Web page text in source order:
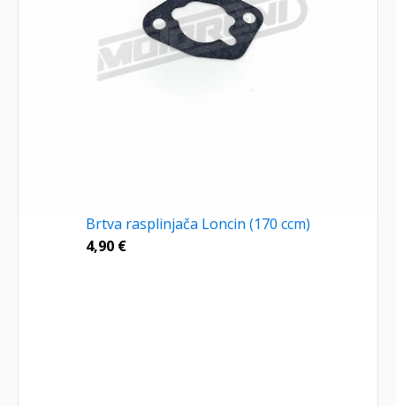
Brtva rasplinjača Loncin (170 ccm)
4,90 €